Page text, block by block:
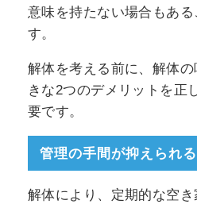
意味を持たない場合もあ
す。
解体を考える前に、解体
きな2つのデメリットを正
要です。
管理の手間が抑えられ
解体により、定期的な空